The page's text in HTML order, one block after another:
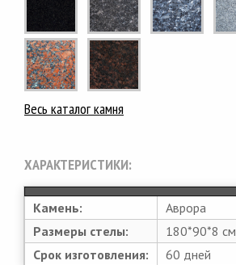
Весь каталог камня
ХАРАКТЕРИСТИКИ:
Камень:
Аврора
Размеры стелы:
180*90*8 см
Срок изготовления:
60 дней